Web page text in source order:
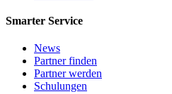
Smarter Service
News
Partner finden
Partner werden
Schulungen